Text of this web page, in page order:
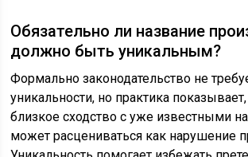
Обязательно ли название
должно быть уникальным?
Формально законодательство не
уникальности, но практика
близкое сходство с уже известными
может расцениваться как нарушение